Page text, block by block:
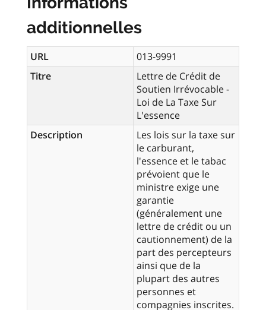
additionnelles
URL
013-9991
Titre
Lettre de Crédit de
Soutien Irrévocable -
Loi de La Taxe Sur
L'essence
Description
Les lois sur la taxe sur
le carburant,
l'essence et le tabac
prévoient que le
ministre exige une
garantie
(généralement une
lettre de crédit ou un
cautionnement) de la
part des percepteurs
ainsi que de la
plupart des autres
personnes et
compagnies inscrites.